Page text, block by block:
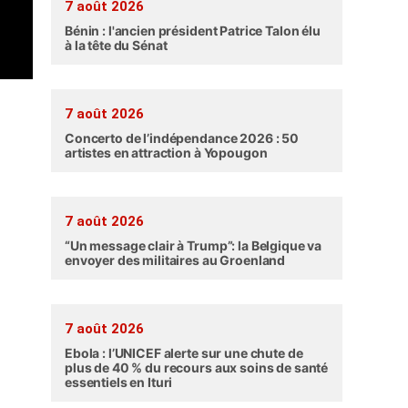
7 août 2026
Bénin : l'ancien président Patrice Talon élu
à la tête du Sénat
7 août 2026
Concerto de l’indépendance 2026 : 50
artistes en attraction à Yopougon
7 août 2026
“Un message clair à Trump”: la Belgique va
envoyer des militaires au Groenland
7 août 2026
Ebola : l’UNICEF alerte sur une chute de
plus de 40 % du recours aux soins de santé
essentiels en Ituri